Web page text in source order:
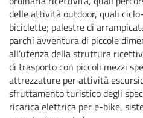
delle attività outdoor, quali
biciclette; palestre di
parchi avventura di piccole
all’utenza della struttura
di trasporto con piccoli mezzi
attrezzature per attività
sfruttamento turistico degli
ricarica elettrica per e-bike,